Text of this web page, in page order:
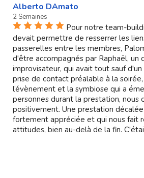
Alberto DAmato
2 Semaines
Pour notre team-
devait permettre de resserrer les
passerelles entre les membres,
d'être accompagnés par Raphaël, un
improvisateur, qui avait tout sauf
prise de contact préalable à la
l’évènement et la symbiose qui a
personnes durant la prestation, nous
positivement. Une prestation
fortement appréciée et qui nous fait
attitudes, bien au-delà de la fin.